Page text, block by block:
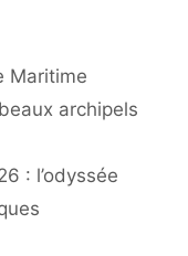
Maritime
archipels
: l’odyssée